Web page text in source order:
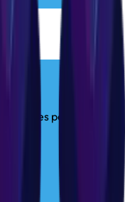
pour créer la